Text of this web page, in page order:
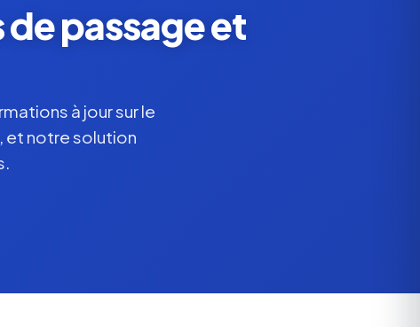
passage et
à jour sur le
et notre solution